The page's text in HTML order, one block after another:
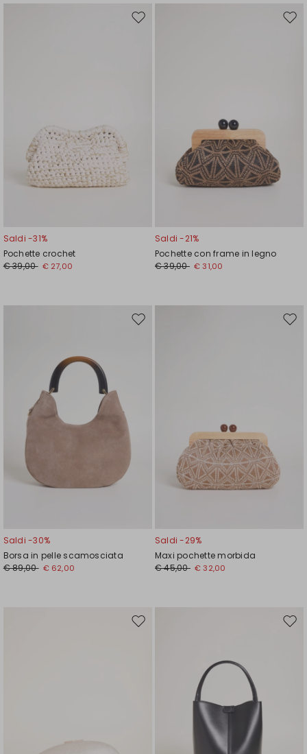
Sposta
Saldi -31%
Pochette crochet
€ 39,00 € 27,00
Saldi -21%
Pochette con frame in legno
€ 39,00 € 31,00
Sposta
Saldi -30%
Borsa in pelle scamosciata
€ 89,00 € 62,00
Saldi -29%
Maxi pochette morbida
€ 45,00 € 32,00
Sposta